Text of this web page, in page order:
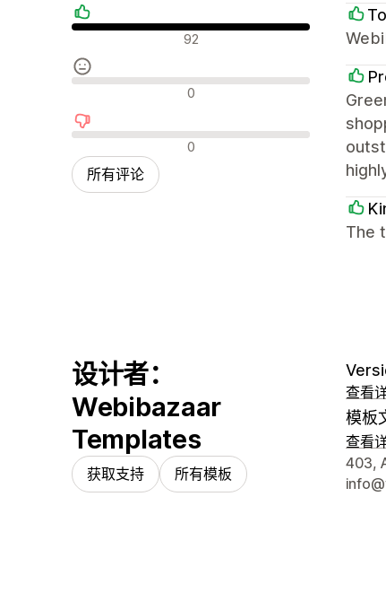
好评 92
中评 0
差评 0
所有评论
The
设计者：
Webibazaar
Templates
获取支持 所有模板
查看
模板
查看
设计
403,